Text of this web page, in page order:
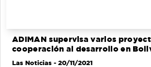
ADIMAN supervisa varios
cooperación al desarrollo en
Las Noticias - 20/11/2021